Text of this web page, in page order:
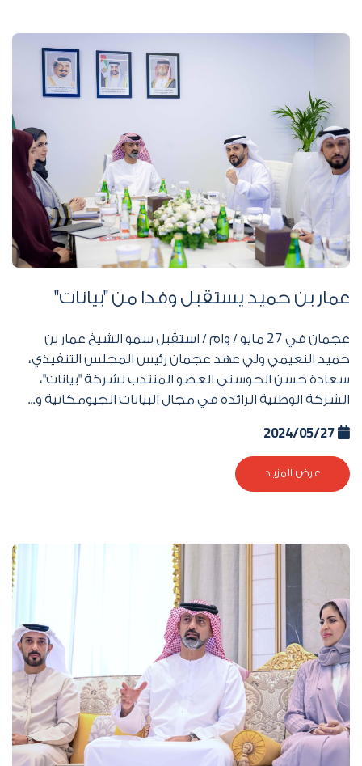
عمار بن حميد يستقبل وفدا من "بيانات"
عجمان في 27 مايو / وام / استقبل سمو الشيخ عمار بن
حميد النعيمي ولي عهد عجمان رئيس المجلس التنفيذي،
سعادة حسن الحوسني العضو المنتدب لشركة "بيانات"،
الشركة الوطنية الرائدة في مجال البيانات الجيومكانية و...
عرض المزيد